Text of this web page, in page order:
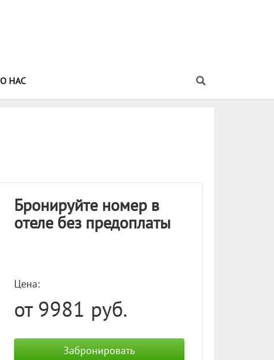
О НАС
Бронируйте номер в
отеле без предоплаты
Цена:
от 9981 руб.
Забронировать